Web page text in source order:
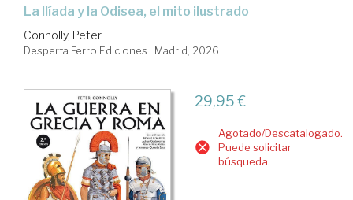
La Ilíada y la Odisea, el mito ilustrado
Connolly, Peter
Desperta Ferro Ediciones . Madrid, 2026
29,95 €
Agotado/Descatalogado.
Puede solicitar
búsqueda.